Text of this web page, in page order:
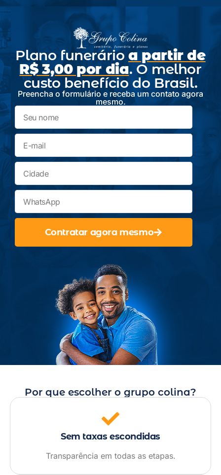
Plano funerário a partir de
R$ 3,00 por dia. O melhor
custo benefício do Brasil.
Preencha o formulário e receba um contato agora
mesmo.
Contratar agora mesmo
Por que escolher o grupo colina?
Sem taxas escondidas
Transparência em todas as etapas.